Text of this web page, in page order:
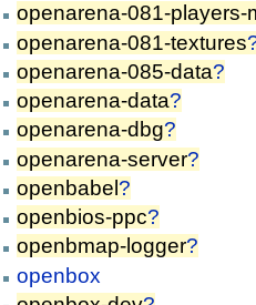
openarena-081-players-
openarena-081-textures
openarena-085-data?
openarena-data?
openarena-dbg?
openarena-server?
openbabel ?
openbios-ppc?
openbmap-logger?
openbox